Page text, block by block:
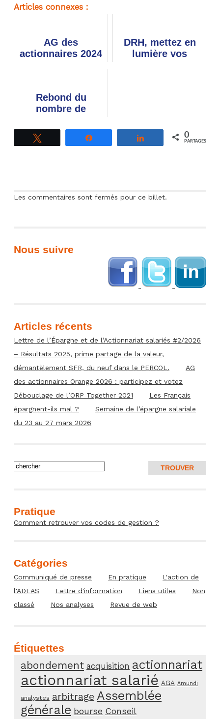
Articles connexes :
AG des
actionnaires 2024
CFE-CGC Orange
DRH, mettez en
lumière vos
Rebond du
nombre de
d'actions début
2020
Partagez 0
PARTAGES
Les commentaires sont fermés pour ce billet.
Nous suivre
Articles récents
Lettre de l’Épargne et de l’Actionnariat salariés #2/2026
– Résultats 2025, prime partage de la valeur,
démantèlement SFR, du neuf dans le PERCOL.
AG
des actionnaires Orange 2026 : participez et votez
Débouclage de l’ORP Together 2021
Les Français
épargnent-ils mal ?
Semaine de l’épargne salariale
du 23 au 27 mars 2026
Pratique
Comment retrouver vos codes de gestion ?
Catégories
Communiqué de presse En pratique
L'action de
l'ADEAS
Lettre d'information Liens utiles
Non
classé
Nos analyses Revue de web
Étiquettes
abondement acquisition actionnariat
actionnariat salarié AGA Amundi
analystes arbitrage Assemblée
générale bourse Conseil